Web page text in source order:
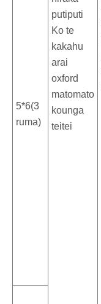
putiputi
Ko te
kakahu
arai
oxford
matomato
kounga
teitei
5*6(3
ruma)